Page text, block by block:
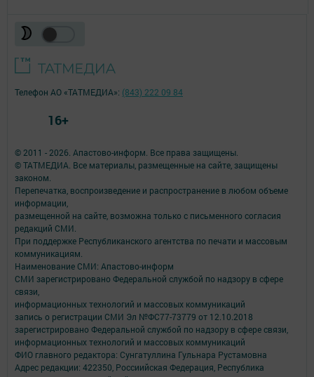
© 2011 - 2026. Апастово-информ. Все права защищены.
© ТАТМЕДИА. Все материалы, размещенные на сайте, защищены
законом.
Перепечатка, воспроизведение и распространение в любом объеме
информации,
размещенной на сайте, возможна только с письменного согласия
редакций СМИ.
При поддержке Республиканского агентства по печати и массовым
коммуникациям.
Наименование СМИ: Апастово-информ
СМИ зарегистрировано Федеральной службой по надзору в сфере
связи,
информационных технологий и массовых коммуникаций
запись о регистрации СМИ Эл №ФС77-73779 от 12.10.2018
зарегистрировано Федеральной службой по надзору в сфере связи,
информационных технологий и массовых коммуникаций
ФИО главного редактора: Сунгатуллина Гульнара Рустамовна
Адрес редакции: 422350, Россиийская Федерация, Республика
Телефон АО «ТАТМЕДИА»: (843) 222 09 84
16+